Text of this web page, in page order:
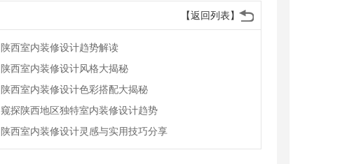
【返回列表】
陕西室内装修设计趋势解读
陕西室内装修设计风格大揭秘
陕西室内装修设计色彩搭配大揭秘
窥探陕西地区独特室内装修设计趋势
陕西室内装修设计灵感与实用技巧分享